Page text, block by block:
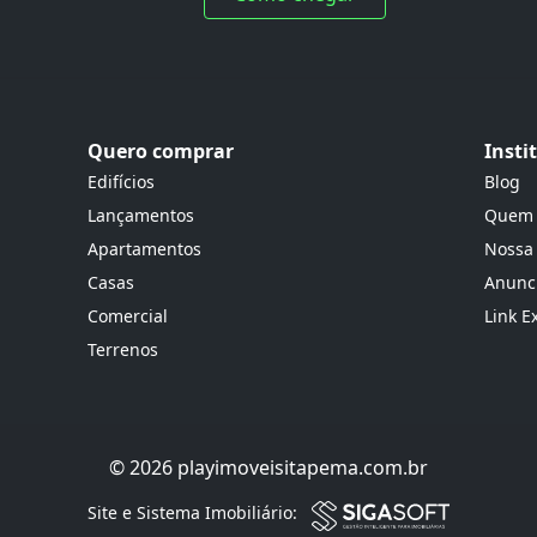
Quero comprar
Edifícios
Lançamentos
Apartamentos
Casas
Comercial
Terrenos
Blog
Quem
Link
© 2026 playimoveisitapema.com.br
Site e Sistema Imobiliário: